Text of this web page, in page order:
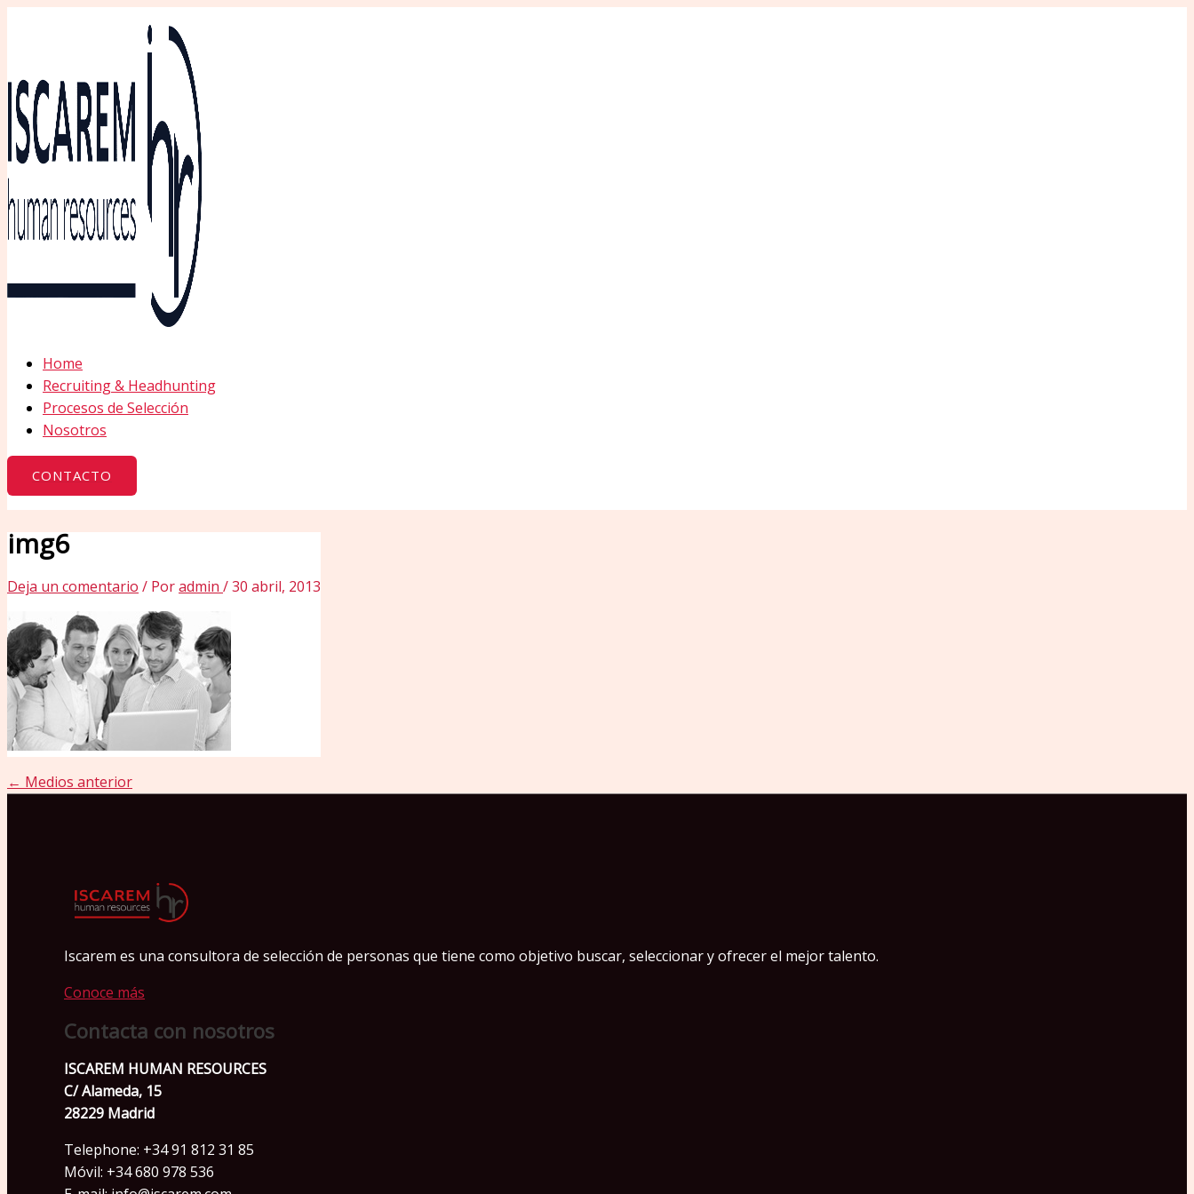
Home
Recruiting & Headhunting
Procesos de Selección
Nosotros
CONTACTO
img6
Deja un comentario / Poradmin /30 abril, 2013
← Medios anterior
Iscarem es una consultora de selección de personas que tiene como objetivo buscar, seleccionar y ofrecer el mejor talento.
Conoce más
Contacta con nosotros
ISCAREM HUMAN RESOURCES
C/ Alameda, 15
28229 Madrid
Telephone: +34 91 812 31 85
Móvil: +34 680 978 536